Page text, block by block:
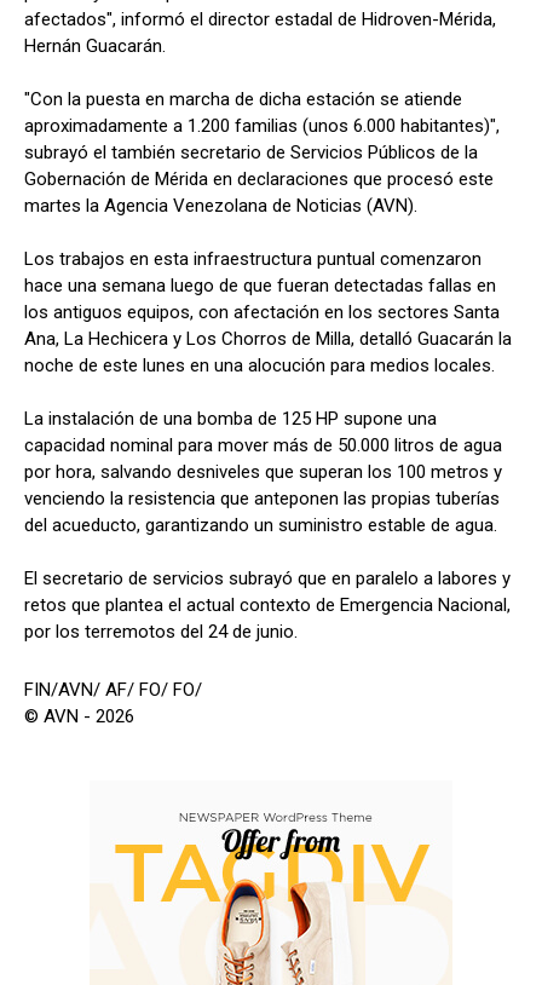
afectados", informó el director estadal de Hidroven-Mérida,
Hernán Guacarán.
"Con la puesta en marcha de dicha estación se atiende
aproximadamente a 1.200 familias (unos 6.000 habitantes)",
subrayó el también secretario de Servicios Públicos de la
Gobernación de Mérida en declaraciones que procesó este
martes la Agencia Venezolana de Noticias (AVN).
Los trabajos en esta infraestructura puntual comenzaron
hace una semana luego de que fueran detectadas fallas en
los antiguos equipos, con afectación en los sectores Santa
Ana, La Hechicera y Los Chorros de Milla, detalló Guacarán la
noche de este lunes en una alocución para medios locales.
La instalación de una bomba de 125 HP supone una
capacidad nominal para mover más de 50.000 litros de agua
por hora, salvando desniveles que superan los 100 metros y
venciendo la resistencia que anteponen las propias tuberías
del acueducto, garantizando un suministro estable de agua.
El secretario de servicios subrayó que en paralelo a labores y
retos que plantea el actual contexto de Emergencia Nacional,
por los terremotos del 24 de junio.
FIN/AVN/ AF/ FO/ FO/
© AVN - 2026